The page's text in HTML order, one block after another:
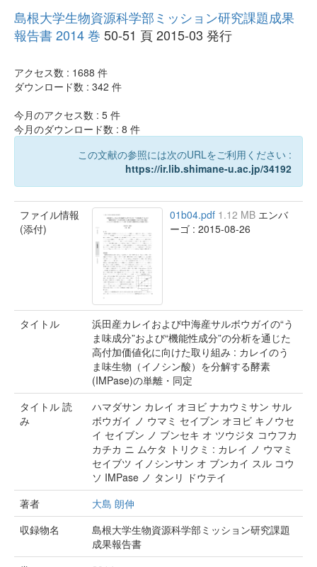
島根大学生物資源科学部ミッション研究課題成果
報告書 2014 巻 50-51 頁 2015-03 発行
アクセス数 : 1688 件
ダウンロード数 : 342 件
今月のアクセス数 : 5 件
今月のダウンロード数 : 8 件
この文献の参照には次のURLをご利用ください :
https://ir.lib.shimane-u.ac.jp/34192
ファイル情報
(添付)
01b04.pdf 1.12 MB エンバ
ーゴ : 2015-08-26
タイトル
浜田産カレイおよび中海産サルボウガイの“う
ま味成分”および“機能性成分”の分析を通じた
高付加価値化に向けた取り組み : カレイのう
ま味生物（イノシン酸）を分解する酵素
(IMPase)の単離・同定
タイトル 読
み
ハマダサン カレイ オヨビ ナカウミサン サル
ボウガイ ノ ウマミ セイブン オヨビ キノウセ
イ セイブン ノ ブンセキ オ ツウジタ コウフカ
カチカ ニ ムケタ トリクミ : カレイ ノ ウマミ
セイブツ イノシンサン オ ブンカイ スル コウ
ソ IMPase ノ タンリ ドウテイ
著者
大島 朗伸
収録物名
島根大学生物資源科学部ミッション研究課題
成果報告書